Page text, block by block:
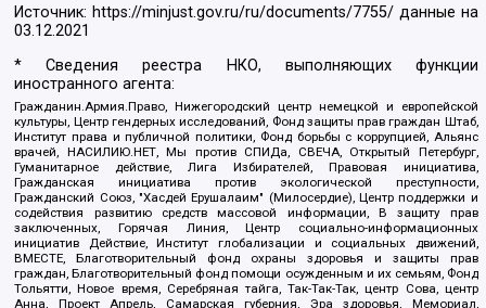
Источник: https://minjust.gov.ru/ru/documents/7755/ данные на
03.12.2021
* Сведения реестра НКО, выполняющих функции
иностранного агента:
Гражданин.Армия.Право, Нижегородский центр немецкой и европейской
культуры, Центр гендерных исследований, Фонд защиты прав граждан Штаб,
Институт права и публичной политики, Фонд борьбы с коррупцией, Альянс
врачей, НАСИЛИЮ.НЕТ, Мы против СПИДа, СВЕЧА, Открытый Петербург,
Гуманитарное действие, Лига Избирателей, Правовая инициатива,
Гражданская инициатива против экологической преступности,
Гражданский Союз, "Хасдей Ерушалаим" (Милосердие), Центр поддержки и
содействия развитию средств массовой информации, В защиту прав
заключенных, Горячая Линия, Центр социально-информационных
инициатив Действие, Институт глобализации и социальных движений,
ВМЕСТЕ, Благотворительный фонд охраны здоровья и защиты прав
граждан, Благотворительный фонд помощи осужденным и их семьям, Фонд
Тольятти, Новое время, Серебряная тайга, Так-Так-Так, центр Сова, центр
Анна, Проект Апрель, Самарская губерния, Эра здоровья, Мемориал,